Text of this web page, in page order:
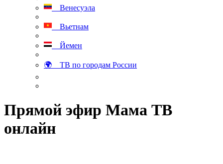
Венесуэла
Вьетнам
Йемен
🌍 ТВ по городам России
Прямой эфир Мама ТВ
онлайн